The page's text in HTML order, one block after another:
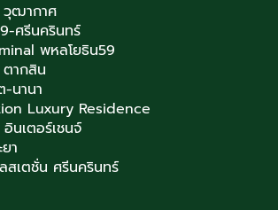
วุฒากาศ
9-ศรีนครินทร์
พหลโยธิน59
ตากสิน
-นานา
Luxury Residence
นเตอร์เชนจ์
า
สเตชั่น ศรีนครินทร์